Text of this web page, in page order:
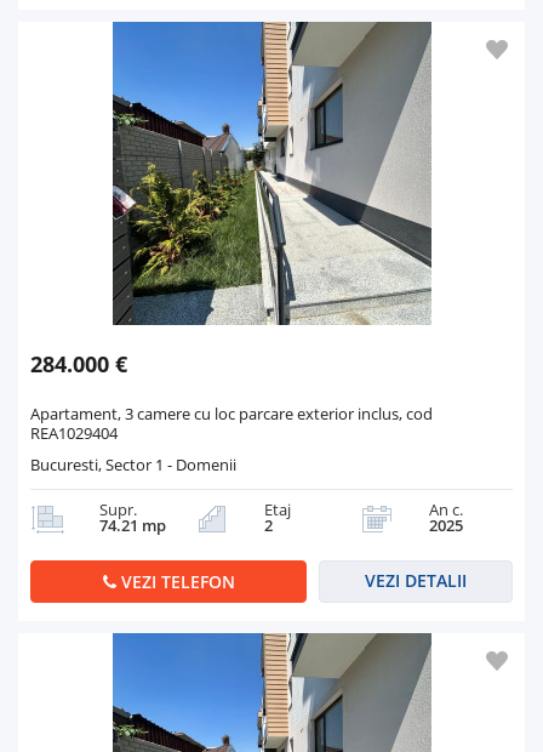
284.000 €
Apartament, 3 camere cu loc parcare exterior inclus, cod
REA1029404
Bucuresti, Sector 1 - Domenii
Supr.
74.21 mp
Etaj
2
An c.
2025
VEZI TELEFON VEZI DETALII